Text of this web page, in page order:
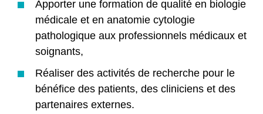
Apporter une formation de qualité en biologie
médicale et en anatomie cytologie
pathologique aux professionnels médicaux et
soignants,
Réaliser des activités de recherche pour le
bénéfice des patients, des cliniciens et des
partenaires externes.